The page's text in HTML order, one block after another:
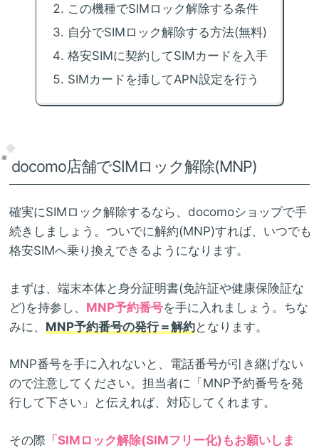
この機種でSIMロック解除する条件
自分でSIMロック解除する方法(無料)
格安SIMに契約してSIMカードを入手
SIMカードを挿してAPN設定を行う
docomo店舗でSIMロック解除(MNP)
確実にSIMロック解除するなら、docomoショップで手
続きしましょう。ついでに解約(MNP)すれば、いつでも
格安SIMへ乗り換えできるようになります。
まずは、端末本体と身分証明書(免許証や健康保険証な
ど)を持参し、 MNP予約番号を手に入れましょう。ちな
みに、 MNP予約番号の発行＝解約となります。
MNP番号を手に入れないと、電話番号が引き継げない
ので注意してください。担当者に「MNP予約番号を発
行して下さい」と伝えれば、対応してくれます。
その際 「SIMロック解除(SIMフリー化)もお願いしま